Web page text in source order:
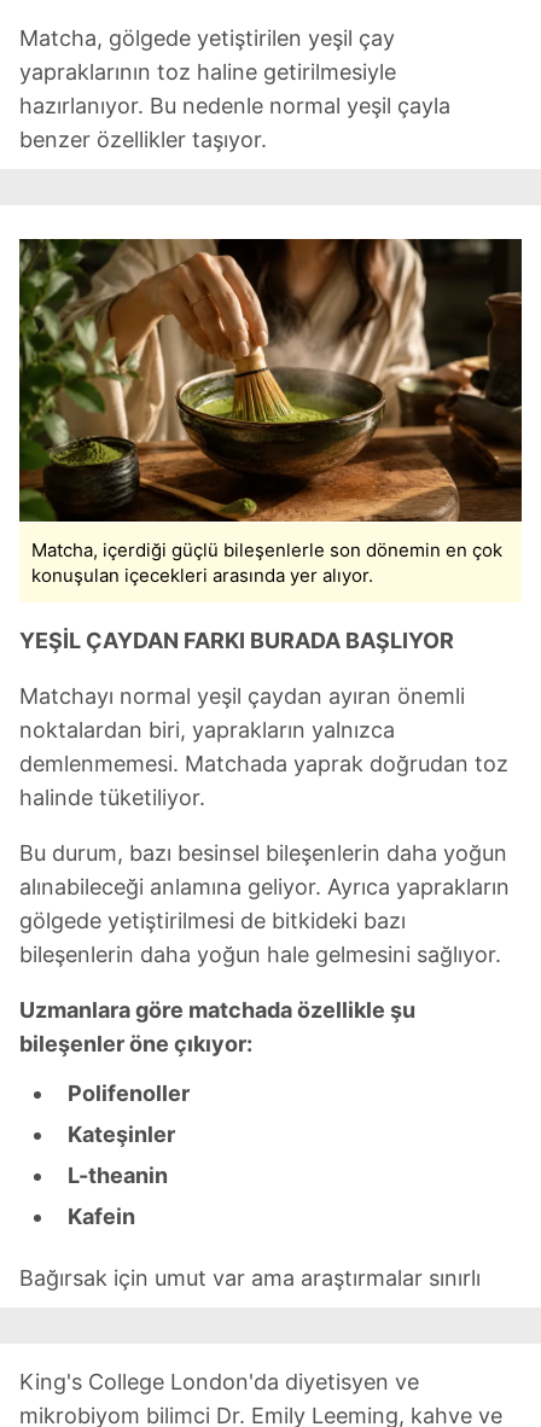
Matcha, gölgede yetiştirilen yeşil çay
yapraklarının toz haline getirilmesiyle
hazırlanıyor. Bu nedenle normal yeşil çayla
benzer özellikler taşıyor.
Matcha, içerdiği güçlü bileşenlerle son dönemin en çok
konuşulan içecekleri arasında yer alıyor.
YEŞİL ÇAYDAN FARKI BURADA BAŞLIYOR
Matchayı normal yeşil çaydan ayıran önemli
noktalardan biri, yaprakların yalnızca
demlenmemesi. Matchada yaprak doğrudan toz
halinde tüketiliyor.
Bu durum, bazı besinsel bileşenlerin daha yoğun
alınabileceği anlamına geliyor. Ayrıca yaprakların
gölgede yetiştirilmesi de bitkideki bazı
bileşenlerin daha yoğun hale gelmesini sağlıyor.
Uzmanlara göre matchada özellikle şu
bileşenler öne çıkıyor:
Polifenoller
Kateşinler
L-theanin
Kafein
Bağırsak için umut var ama araştırmalar sınırlı
King's College London'da diyetisyen ve
mikrobiyom bilimci Dr. Emily Leeming, kahve ve